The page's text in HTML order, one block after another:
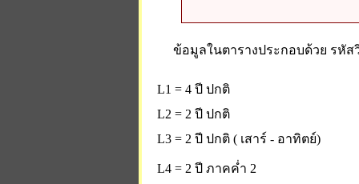
ข้อมูลในตารางประกอบด้วย รหั
L1 = 4 ปี ปกติ
L2 = 2 ปี ปกติ
L3 = 2 ปี ปกติ ( เสาร์ - อาทิตย์)
L4 = 2 ปี ภาคค่ำ 2